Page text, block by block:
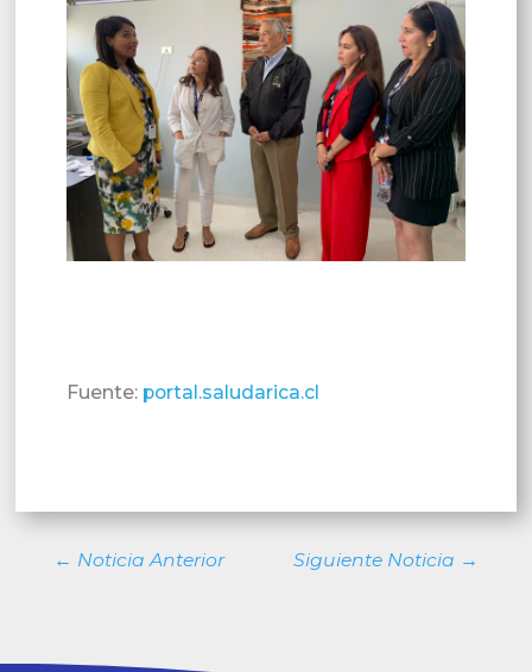
Fuente: portal.saludarica.cl
← Noticia Anterior Siguiente Noticia →